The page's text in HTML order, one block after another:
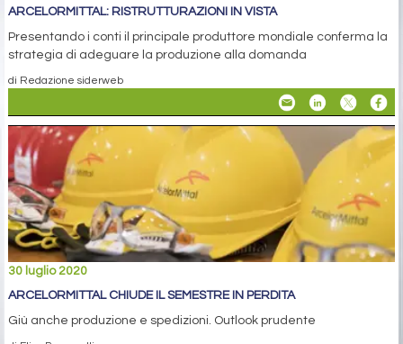
ARCELORMITTAL: RISTRUTTURAZIONI IN VISTA
Presentando i conti il principale produttore mondiale conferma la
strategia di adeguare la produzione alla domanda
di Redazione siderweb
30 luglio 2020
ARCELORMITTAL CHIUDE IL SEMESTRE IN PERDITA
Giù anche produzione e spedizioni. Outlook prudente